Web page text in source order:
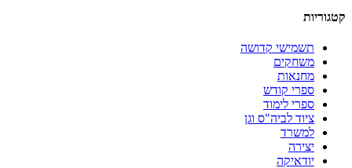
קטגוריות
תשמישי קדושה
משחקים
מחנאות
ספרי קודש
ספרי לימוד
ציוד לביה"ס וגן
למשרד
יצירה
יודאיקה